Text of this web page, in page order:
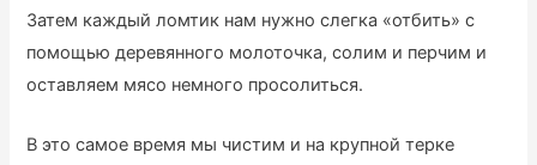
Затем каждый ломтик нам нужно слегка «отбить» с
помощью деревянного молоточка, солим и перчим и
оставляем мясо немного просолиться.
В это самое время мы чистим и на крупной терке